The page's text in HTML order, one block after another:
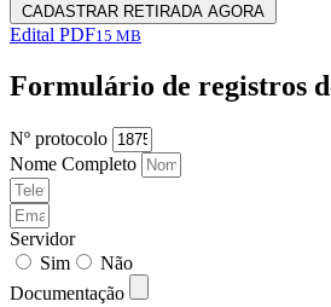
CADASTRAR RETIRADA AGORA
Edital PDF15 MB
Formulário de registros
Nº protocolo
Nome Completo
Servidor
Sim
Não
Documentação